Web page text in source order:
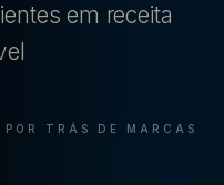
em receita
TRÁS DE MARCAS